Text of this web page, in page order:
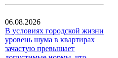
06.08.2026
В условиях городской жизни
уровень шума в квартирах
зачастую превышает